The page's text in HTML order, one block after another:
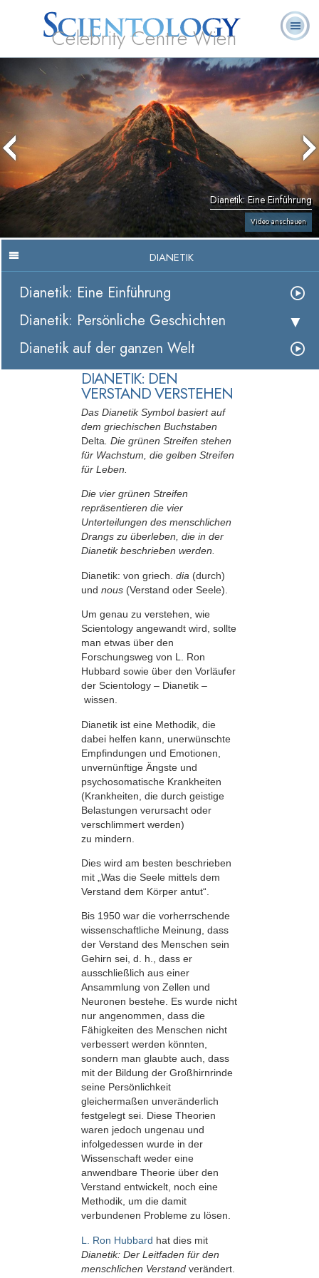
Celebrity Centre Wien
Hubbard
Scientology?
Ehrenamtliche
Geistliche
Häufig gestellte
Fragen
Bücher
Dianetik: Eine Einführung
Video anschauen
DIANETIK
Dianetik: Eine Einführung
Dianetik: Persönliche Geschichten
Dianetik auf der ganzen Welt
DIANETIK: DEN
VERSTAND VERSTEHEN
Das Dianetik Symbol basiert auf
dem griechischen Buchstaben
Delta . Die grünen Streifen stehen
für Wachstum, die gelben Streifen
für Leben.
Die vier grünen Streifen
repräsentieren die vier
Unterteilungen des menschlichen
Drangs zu überleben, die in der
Dianetik beschrieben werden.
Dianetik: von griech. dia (durch)
und nous (Verstand oder Seele).
Um genau zu verstehen, wie
Scientology angewandt wird, sollte
man etwas über den
Forschungsweg von L. Ron
Hubbard sowie über den Vorläufer
der Scientology – Dianetik –
wissen.
Dianetik ist eine Methodik, die
dabei helfen kann, unerwünschte
Empfindungen und Emotionen,
unvernünftige Ängste und
psychosomatische Krankheiten
(Krankheiten, die durch geistige
Belastungen verursacht oder
verschlimmert werden)
zu mindern.
Dies wird am besten beschrieben
mit „Was die Seele mittels dem
Verstand dem Körper antut“.
Bis 1950 war die vorherrschende
wissenschaftliche Meinung, dass
der Verstand des Menschen sein
Gehirn sei, d. h., dass er
ausschließlich aus einer
Ansammlung von Zellen und
Neuronen bestehe. Es wurde nicht
nur angenommen, dass die
Fähigkeiten des Menschen nicht
verbessert werden könnten,
sondern man glaubte auch, dass
mit der Bildung der Großhirnrinde
seine Persönlichkeit
gleichermaßen unveränderlich
festgelegt sei. Diese Theorien
waren jedoch ungenau und
infolgedessen wurde in der
Wissenschaft weder eine
anwendbare Theorie über den
Verstand entwickelt, noch eine
Methodik, um die damit
verbundenen Probleme zu lösen.
L. Ron Hubbard hat dies mit
Dianetik: Der Leitfaden für den
menschlichen Verstand verändert.